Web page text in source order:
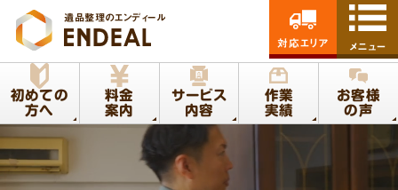
遺品整理のエンディール
初めての
方へ
料金
案内
サービス
内容
作業
実績
お客様
の声
対応エリア メニュー